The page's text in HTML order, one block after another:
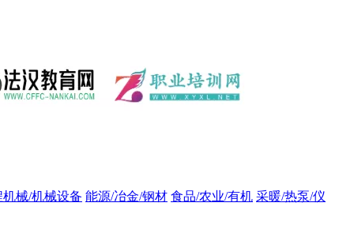
机械/机械设备 能源/冶金/钢材 食品/农业/有机 采暖/热泵/仪